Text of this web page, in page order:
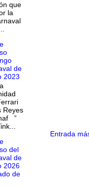
Entrada
que
la
de
2023
Reyes
”
del
de
2026
de